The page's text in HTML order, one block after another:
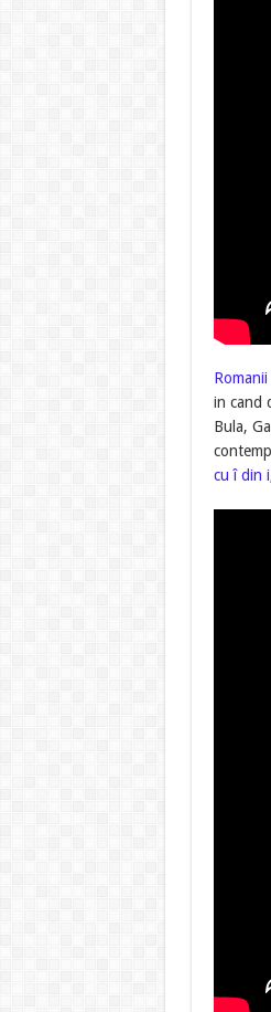
in cand
Bula,
cu î din i